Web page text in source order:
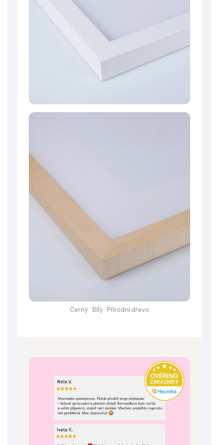
Černý · Bílý · Přírodní dřevo